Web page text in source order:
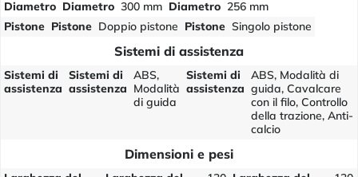
Diametro Diametro 300 mm Diametro 256 mm
Pistone Pistone Doppio pistone Pistone Singolo pistone
Sistemi di assistenza
Sistemi di
assistenza
Sistemi di
assistenza
ABS,
Modalità
di guida
Sistemi di
assistenza
ABS, Modalità di
guida, Cavalcare
con il filo, Controllo
della trazione, Anti-
calcio
Dimensioni e pesi